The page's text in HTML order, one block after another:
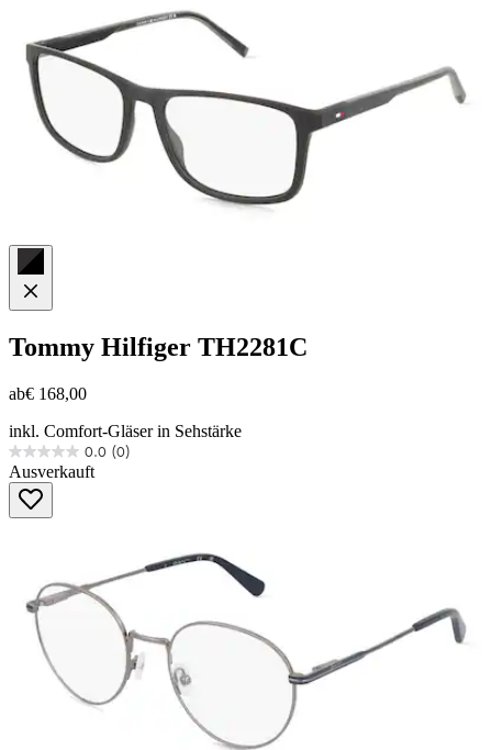
Tommy Hilfiger TH2281C
ab€ 168,00
inkl. Comfort-Gläser in Sehstärke
0.0 (0)
0.0
von
Sternen.
Ausverkauft